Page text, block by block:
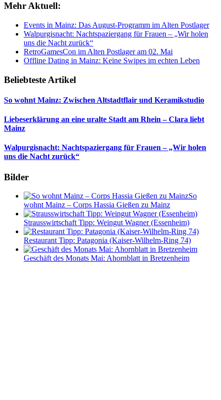
Mehr Aktuell:
Events in Mainz: Das August-Programm im Alten Postlager
Walpurgisnacht: Nachtspaziergang für Frauen – „Wir holen
uns die Nacht zurück“
RetroGamesCon im Alten Postlager am 02. Mai
Offline Dating in Mainz: Keine Swipes im echten Leben
Beliebteste Artikel
So wohnt Mainz: Zwischen Altstadtflair und Keramikstudio
Liebeserklärung an eine uralte Stadt am Rhein – Clara liebt
Mainz
Walpurgisnacht: Nachtspaziergang für Frauen – „Wir holen
uns die Nacht zurück“
Bilder
So
wohnt Mainz – Corps Hassia Gießen zu Mainz
Strausswirtschaft Tipp: Weingut Wagner (Essenheim)
Restaurant Tipp: Patagonia (Kaiser-Wilhelm-Ring 74)
Geschäft des Monats Mai: Ahornblatt in Bretzenheim